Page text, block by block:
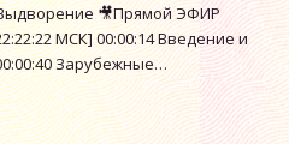
🎥Прямой ЭФИР
МСК] 00:00:14 Введение и
Зарубежные…